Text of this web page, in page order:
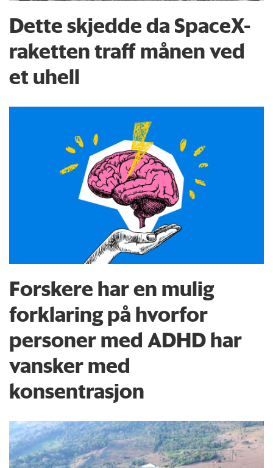
Dette skjedde da SpaceX-
raketten traff månen ved
et uhell
Forskere har en mulig
forklaring på hvorfor
personer med ADHD har
vansker med
konsentrasjon